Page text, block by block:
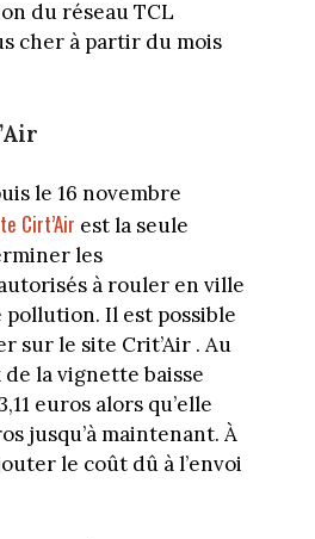
du réseau TCL
cher à partir du mois
le 16 novembre
Cirt’Air est la seule
les
à rouler en ville
pollution. Il est possible
sur le site Crit’Air . Au
la vignette baisse
euros alors qu’elle
jusqu’à maintenant. À
le coût dû à l’envoi